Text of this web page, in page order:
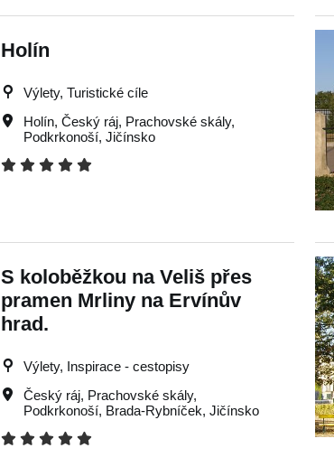
Holín
Výlety, Turistické cíle
Holín,Český ráj, Prachovské skály,
Podkrkonoší,Jičínsko
S koloběžkou na Veliš přes
pramen Mrliny na Ervínův
hrad.
Výlety, Inspirace - cestopisy
Český ráj, Prachovské skály,
Podkrkonoší, Brada-Rybníček,Jičínsko